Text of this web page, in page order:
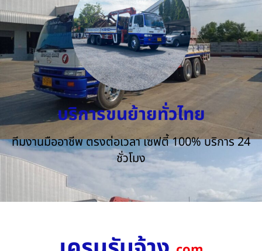
บริการขนย้ายทั่วไทย
ทีมงานมืออาชีพ ตรงต่อเวลา เซฟตี้ 100% บริการ 24
ชั่วโมง